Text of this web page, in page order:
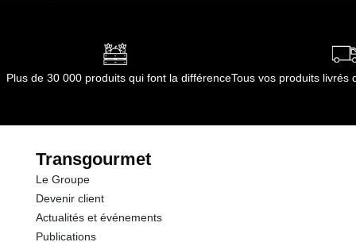
Plus de 30 000 produits qui font la différenceTous vos produits livrés
Transgourmet
Le Groupe
Devenir client
Actualités et événements
Publications